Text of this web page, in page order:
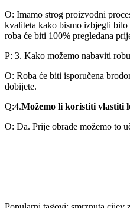
O: Imamo strog proizvodni
kvaliteta kako bismo izbjegli
roba će biti 100% pregledana
P: 3. Kako možemo nabaviti
O: Roba će biti isporučena
dobijete.
Q:4.Možemo li koristiti vlastiti
O: Da. Prije obrade možemo to